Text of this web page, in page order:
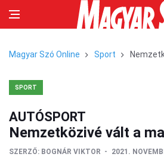
Magyar Szó Online Sport
SPORT
AUTÓSPORT
Nemzetközivé vált a
SZERZŐ: BOGNÁR VIKTOR 2021.